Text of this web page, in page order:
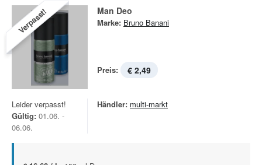
Verpasst! Man Deo
Marke: Bruno Banani
Preis: € 2,49
Leider verpasst!
Gültig: 01.06. -
06.06.
Händler: multi-markt